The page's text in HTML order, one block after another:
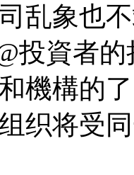
乱象也
投資者
機構的
织将受